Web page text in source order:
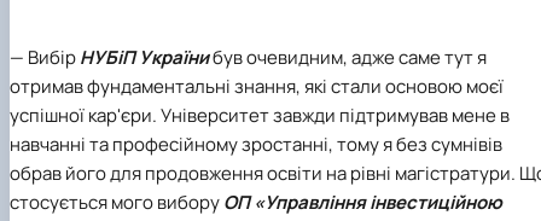
— ВибірНУБіП Українибув очевидним, адже саме тут я
отримав фундаментальні знання, які стали основою моєї
успішної кар'єри. Університет завжди підтримував мене в
навчанні та професійному зростанні, тому я без сумнівів
обрав його для продовження освіти на рівні магістратури.
стосується мого виборуОП «Управління інвестиційною